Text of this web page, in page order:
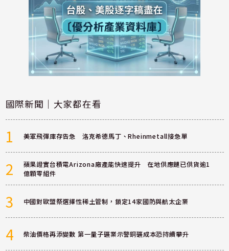
國際新聞｜大家都在看
1 美軍飛彈庫存告急 洛克希德馬丁、Rheinmetall接急單
2
蘋果證實台積電Arizona廠產能快速提升 在地供應鏈已供貨逾1
億顆零組件
3 中國對歐盟祭選擇性稀土管制，鎖定14家國防與航太企業
4 柴油價格再添變數 第一量子礦業示警銅礦成本恐持續攀升